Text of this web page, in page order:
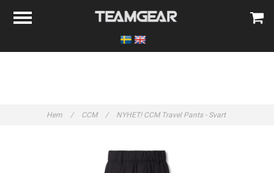
Hem / CCM / NYHET! CCM Travel Pants - Svart